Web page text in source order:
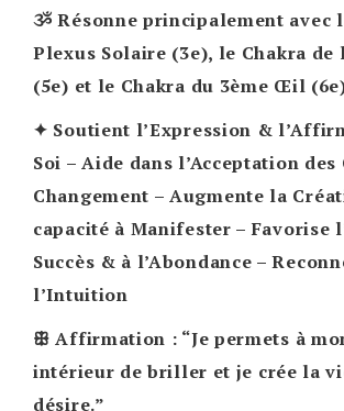
ૐ Résonne principalement avec
Plexus Solaire (3e), le Chakra de
(5e) et le Chakra du 3ème Œil
✦ Soutient l’Expression &
Soi – Aide dans l’Acceptation
Changement – Augmente la
capacité à Manifester – Favorise
Succès & à l’Abondance –
l’Intuition
ꕥ Affirmation : “Je permets à
intérieur de briller et je crée la
désire.”